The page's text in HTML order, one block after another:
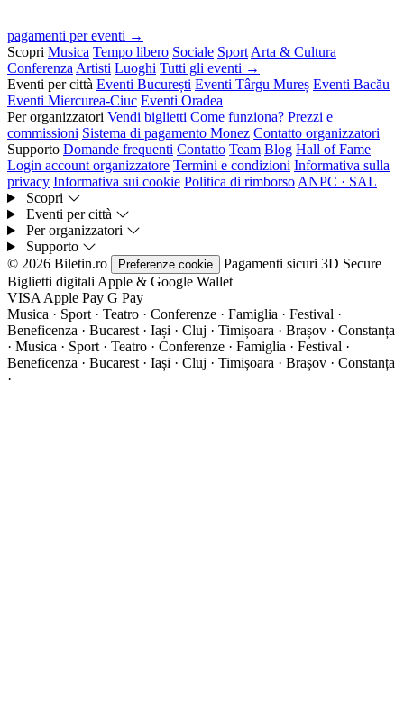
pagamenti per eventi →
Scopri Musica Tempo libero Sociale Sport Arta & Cultura
Conferenza Artisti Luoghi Tutti gli eventi →
Eventi per città Eventi București Eventi Târgu Mureș Eventi Bacău
Eventi Miercurea-Ciuc Eventi Oradea
Per organizzatori Vendi biglietti Come funziona? Prezzi e
commissioni Sistema di pagamento Monez Contatto organizzatori
Supporto Domande frequenti Contatto Team Blog Hall of Fame
Login account organizzatore Termini e condizioni Informativa sulla
privacy Informativa sui cookie Politica di rimborso ANPC · SAL
Scopri
Eventi per città
Per organizzatori
Supporto
© 2026 Biletin.ro
Preferenze cookie Pagamenti sicuri 3D Secure
Biglietti digitali Apple & Google Wallet
VISA Apple Pay G Pay
Musica · Sport · Teatro · Conferenze · Famiglia · Festival ·
Beneficenza · Bucarest · Iași · Cluj · Timișoara · Brașov · Constanța
· Musica · Sport · Teatro · Conferenze · Famiglia · Festival ·
Beneficenza · Bucarest · Iași · Cluj · Timișoara · Brașov · Constanța
·